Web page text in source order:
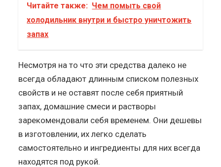
Читайте также: Чем помыть свой
холодильник внутри и быстро уничтожить
запах
Несмотря на то что эти средства далеко не
всегда обладают длинным списком полезных
свойств и не оставят после себя приятный
запах, домашние смеси и растворы
зарекомендовали себя временем. Они дешевы
в изготовлении, их легко сделать
самостоятельно и ингредиенты для них всегда
находятся под рукой.